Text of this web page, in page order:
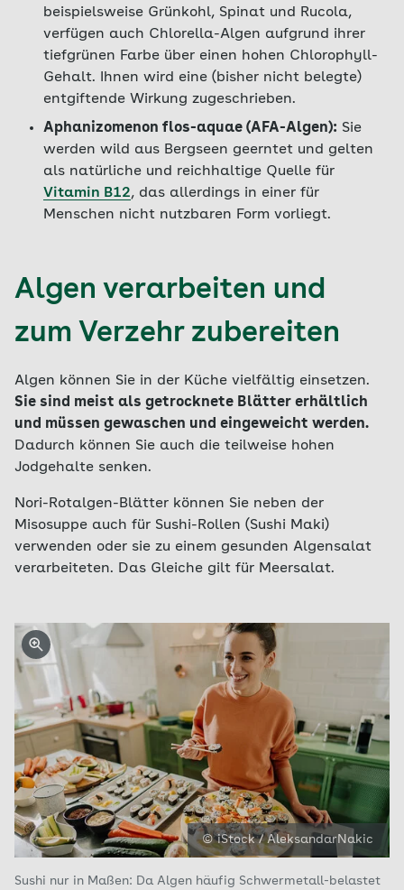
beispielsweise Grünkohl, Spinat und Rucola,
verfügen auch Chlorella-Algen aufgrund ihrer
tiefgrünen Farbe über einen hohen Chlorophyll-
Gehalt. Ihnen wird eine (bisher nicht belegte)
entgiftende Wirkung zugeschrieben.
Aphanizomenon flos-aquae (AFA-Algen): Sie
werden wild aus Bergseen geerntet und gelten
als natürliche und reichhaltige Quelle für
Vitamin B12, das allerdings in einer für
Menschen nicht nutzbaren Form vorliegt.
Algen verarbeiten und
zum Verzehr zubereiten
Algen können Sie in der Küche vielfältig einsetzen.
Sie sind meist als getrocknete Blätter erhältlich
und müssen gewaschen und eingeweicht werden.
Dadurch können Sie auch die teilweise hohen
Jodgehalte senken.
Nori-Rotalgen-Blätter können Sie neben der
Misosuppe auch für Sushi-Rollen (Sushi Maki)
verwenden oder sie zu einem gesunden Algensalat
verarbeiteten. Das Gleiche gilt für Meersalat.
© iStock / AleksandarNakic
Sushi nur in Maßen: Da Algen häufig Schwermetall-belastet